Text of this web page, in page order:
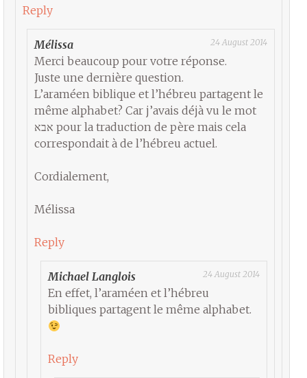
Reply
Mélissa 24 August 2014
Merci beaucoup pour votre réponse.
Juste une dernière question.
L’araméen biblique et l’hébreu partagent le
même alphabet? Car j’avais déjà vu le mot
אבא pour la traduction de père mais cela
correspondait à de l’hébreu actuel.
Cordialement,
Mélissa
Reply
Michael Langlois 24 August 2014
En effet, l’araméen et l’hébreu
bibliques partagent le même alphabet.
Reply